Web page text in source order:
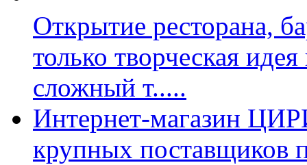
Открытие ресторана,
только творческая
сложный т.....
Интернет-магазин
крупных поставщиков